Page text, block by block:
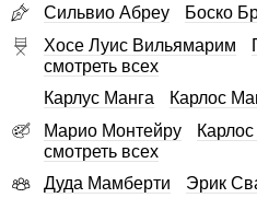
Сильвио Абреу
Боско
Хосе Луис Вильямарим
смотреть всех
Карлус Манга
Карлос
Марио Монтейру
смотреть всех
Дуда Мамберти
Эрик